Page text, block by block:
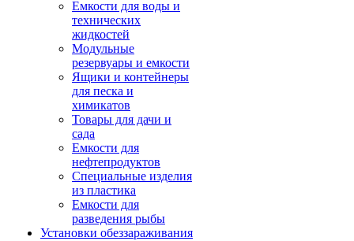
Емкости для воды и
технических
жидкостей
Модульные
резервуары и емкости
Ящики и контейнеры
для песка и
химикатов
Товары для дачи и
сада
Емкости для
нефтепродуктов
Специальные изделия
из пластика
Емкости для
разведения рыбы
Установки обеззараживания